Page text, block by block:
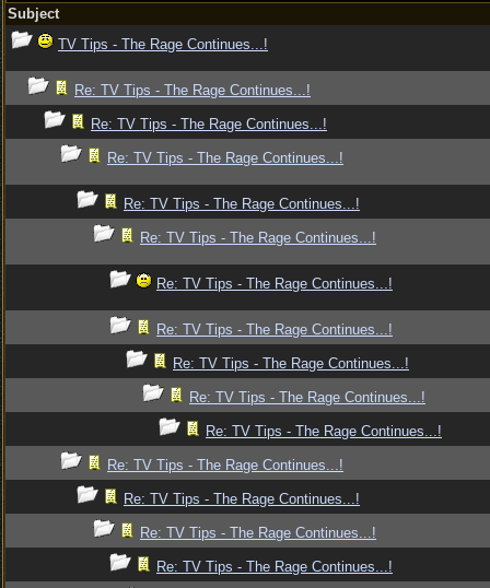
Subject
TV Tips - The Rage Continues...!
Re: TV Tips - The Rage Continues...!
Re: TV Tips - The Rage Continues...!
Re: TV Tips - The Rage Continues...!
Re: TV Tips - The Rage Continues...!
Re: TV Tips - The Rage Continues...!
Re: TV Tips - The Rage Continues...!
Re: TV Tips - The Rage Continues...!
Re: TV Tips - The Rage Continues...!
Re: TV Tips - The Rage Continues...!
Re: TV Tips - The Rage Continues...!
Re: TV Tips - The Rage Continues...!
Re: TV Tips - The Rage Continues...!
Re: TV Tips - The Rage Continues...!
Re: TV Tips - The Rage Continues...!